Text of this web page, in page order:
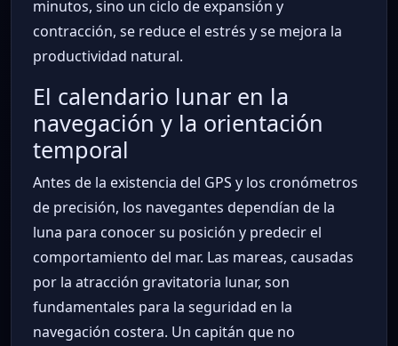
minutos, sino un ciclo de expansión y
contracción, se reduce el estrés y se mejora la
productividad natural.
El calendario lunar en la
navegación y la orientación
temporal
Antes de la existencia del GPS y los cronómetros
de precisión, los navegantes dependían de la
luna para conocer su posición y predecir el
comportamiento del mar. Las mareas, causadas
por la atracción gravitatoria lunar, son
fundamentales para la seguridad en la
navegación costera. Un capitán que no